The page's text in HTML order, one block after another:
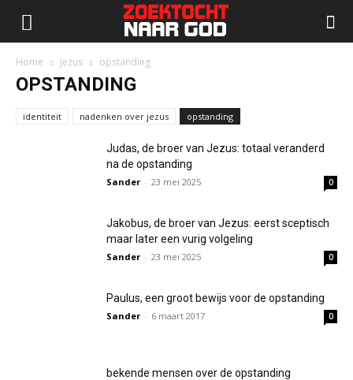
Home jezus opstanding
OPSTANDING
identiteit nadenken over jezus opstanding
Judas, de broer van Jezus: totaal veranderd
na de opstanding
Sander - 23 mei 2025 0
Jakobus, de broer van Jezus: eerst sceptisch
maar later een vurig volgeling
Sander - 23 mei 2025 0
Paulus, een groot bewijs voor de opstanding
Sander - 6 maart 2017 0
bekende mensen over de opstanding